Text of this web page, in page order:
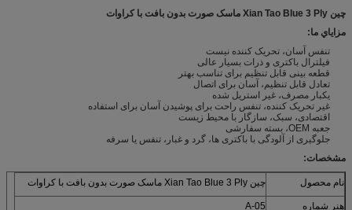
چین Xian Tao Blue 3 Ply ماسک صورت بدون بافت با کراوات
مزاياي ما:
تنفس آسان، تحریک کننده نیست
فیلترال باکتری و ذرات بسیار عالی
قطعه بینی قابل تنظیم برای تناسب بهتر
تعادل قابل تنظیم، آسان برای اتصال
یکبار مصرف، غیر استریل شده
غیر تحریک کننده، تنفس راحت برای پوشیدن آسان برای استفاده
اقتصادی، سبک، سازگار با محیط زیست
جعبه OEM، بسته سفارشی
جلوگیری از آلودگی با باکتری ها، گرد و غبار، تنفس یا سرفه
مشخصات:
نام محصول چین Xian Tao Blue 3 Ply ماسک صورت بدون بافت با کراوات
هنر شماره
A-05